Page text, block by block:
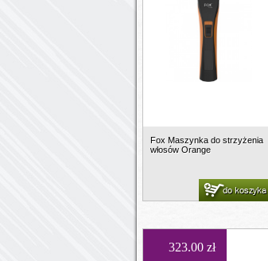
Fox Maszynka do strzyżenia
włosów Orange
do koszyka
323.00 zł